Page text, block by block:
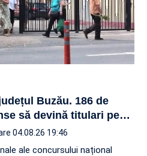
Buzău. 186 de
să devină titulari pe…
04.08.26 19:46
ale concursului național